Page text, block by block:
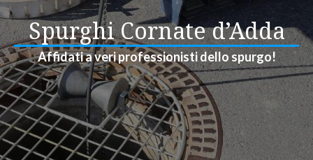
Spurghi Cornate d’Adda
Affidati a veri professionisti dello spurgo!